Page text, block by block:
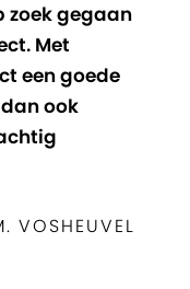
zoek gegaan
Met
een goede
ook
VOSHEUVEL